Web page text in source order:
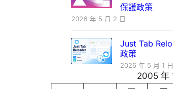
保護政策
2026 年 5 月 2 日
Just Tab
政策
2026 年 5 月 1 日
2005 年